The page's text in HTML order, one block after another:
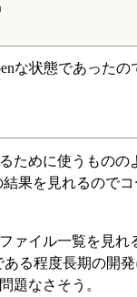
な状態であった
ために使うものの
結果を見れるので
ァイル一覧を見
る程度長期の開
題なさそう。